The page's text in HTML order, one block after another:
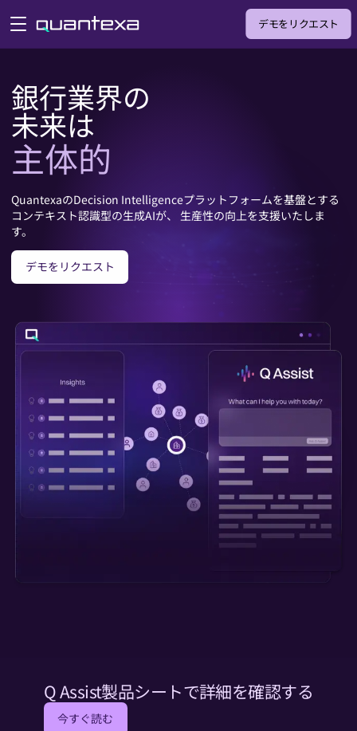
open menu デモをリクエスト
銀行業界の
主体的
効率的
知的
自律的
連携的
主体的
QuantexaのDecision Intelligenceプラットフォームを基盤とする
コンテキスト認識型の生成AIが、 生産性の向上を支援いたしま
す。
デモをリクエスト
Q Assist製品シートで詳細を確認する
今すぐ読む